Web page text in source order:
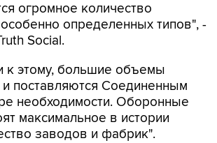
огромное количество
определенных типов", -
Social.
к этому, большие объемы
и поставляются Соединенным
необходимости. Оборонные
максимальное в истории
заводов и фабрик".